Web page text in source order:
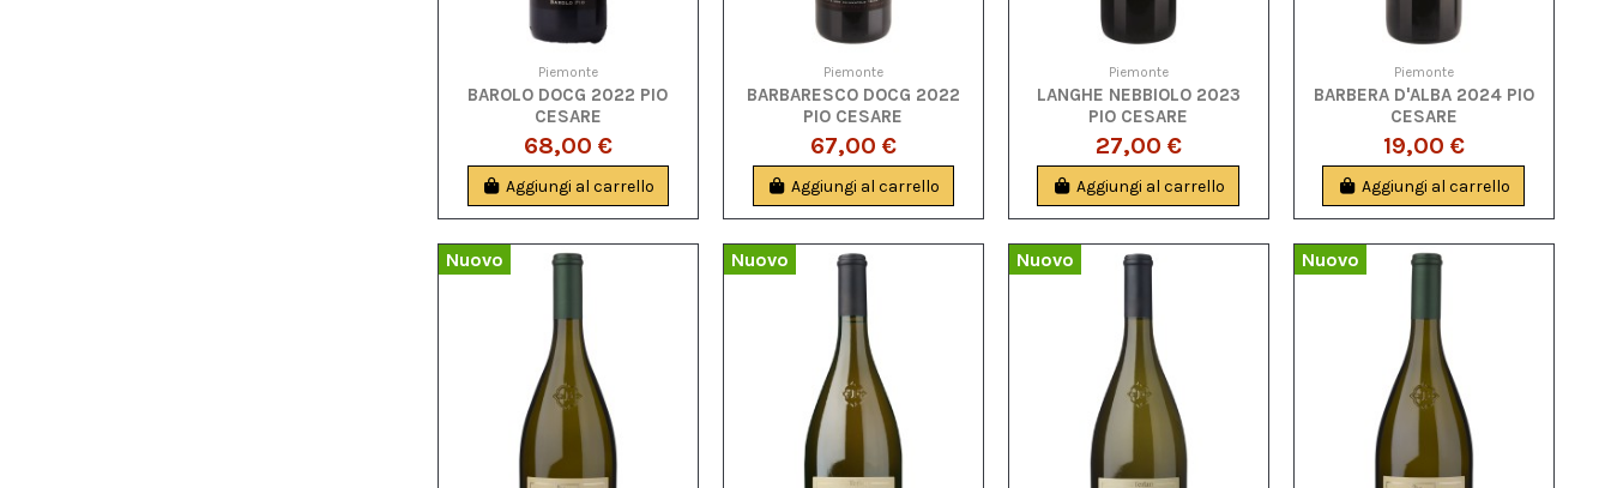
Piemonte
BAROLO DOCG 2022 PIO
CESARE
68,00 €
Aggiungi al carrello
Piemonte
BARBARESCO DOCG 2022
PIO CESARE
67,00 €
Aggiungi al carrello
Piemonte
LANGHE NEBBIOLO 2023
PIO CESARE
27,00 €
Aggiungi al carrello
Piemonte
BARBERA D'ALBA 2024 PIO
CESARE
19,00 €
Aggiungi al carrello
Nuovo Nuovo Nuovo Nuovo